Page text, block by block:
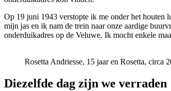
Op 19 juni 1943 verstopte ik me onder het houten
mijn jas en ik nam de trein naar onze aardige
onderduikadres op de Veluwe. Ik mocht enkele
Rosetta Andriesse, 15 jaar en Rosetta, circa
Diezelfde dag zijn we verraden